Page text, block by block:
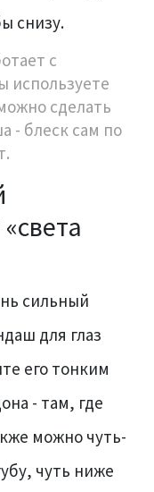
снизу.
с
используете
сделать
- блеск сам по
сильный
для глаз
его тонким
- там, где
можно чуть-
чуть ниже